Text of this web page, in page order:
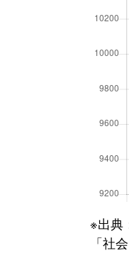
※出典
「社